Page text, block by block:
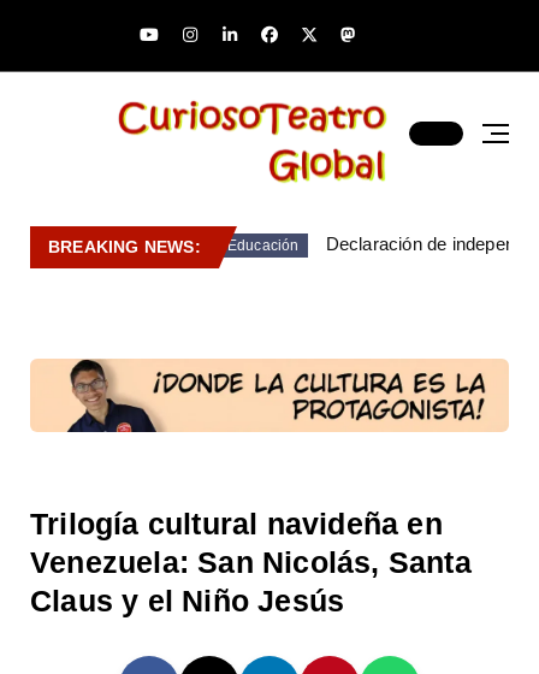
BREAKING NEWS: Educación Declaración de
Trilogía cultural navideña en
Venezuela: San Nicolás, Santa
Claus y el Niño Jesús